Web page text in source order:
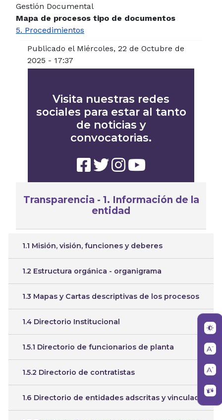
Transparencia - 1. Información de la
entidad
1.1 Misión, visión, funciones y deberes
1.2 Estructura orgánica - organigrama
1.3 Mapas y Cartas descriptivas de los procesos
1.4 Directorio Institucional
1.5.1 Directorio de funcionarios de planta
1.5.2 Directorio de contratistas
1.6 Directorio de entidades adscritas y vinculada
Gestión Documental
Mapa de procesos tipo de documentos
5. Procedimientos
Publicado el Miércoles, 22 de Octubre de
2025 - 17:37
Visita nuestras redes
sociales para estar al tanto
de noticias y
convocatorias.